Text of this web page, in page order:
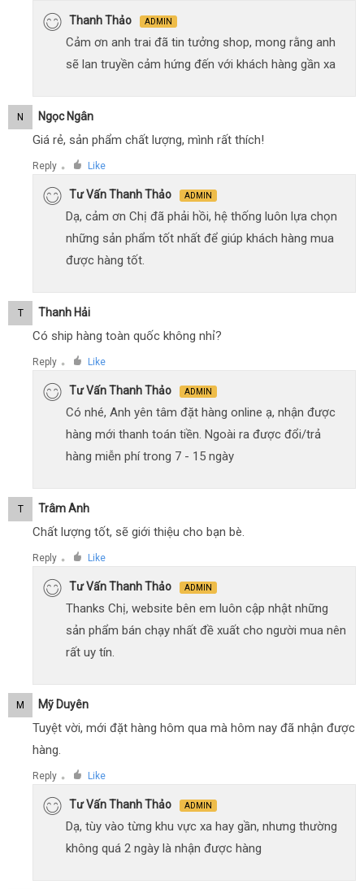
Thanh Thảo ADMIN
Cảm ơn anh trai đã tin tưởng shop, mong rằng anh
sẽ lan truyền cảm hứng đến với khách hàng gần xa
N Ngọc Ngân
Giá rẻ, sản phẩm chất lượng, mình rất thích!
Reply ● Like
Tư Vấn Thanh Thảo ADMIN
Dạ, cảm ơn Chị đã phải hồi, hệ thống luôn lựa chọn
những sản phẩm tốt nhất để giúp khách hàng mua
được hàng tốt.
T Thanh Hải
Có ship hàng toàn quốc không nhỉ?
Reply ● Like
Tư Vấn Thanh Thảo ADMIN
Có nhé, Anh yên tâm đặt hàng online ạ, nhận được
hàng mới thanh toán tiền. Ngoài ra được đổi/trả
hàng miễn phí trong 7 - 15 ngày
T Trâm Anh
Chất lượng tốt, sẽ giới thiệu cho bạn bè.
Reply ● Like
Tư Vấn Thanh Thảo ADMIN
Thanks Chị, website bên em luôn cập nhật những
sản phẩm bán chạy nhất đề xuất cho người mua nên
rất uy tín.
M Mỹ Duyên
Tuyệt vời, mới đặt hàng hôm qua mà hôm nay đã nhận được
hàng.
Reply ● Like
Tư Vấn Thanh Thảo ADMIN
Dạ, tùy vào từng khu vực xa hay gần, nhưng thường
không quá 2 ngày là nhận được hàng